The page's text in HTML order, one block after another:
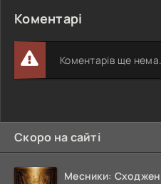
Коментарі
Коментарів ще
Скоро на сайті
Месники: